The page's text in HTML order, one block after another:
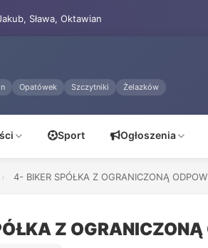
Sława, Oktawian
Opatówek Szczytniki Żelazków
Sport Ogłoszenia
› 4- BIKER SPÓŁKA Z OGRANICZONĄ
Z